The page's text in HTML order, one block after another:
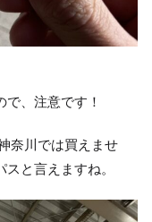
、注意です！
奈川では買えませ
と言えますね。